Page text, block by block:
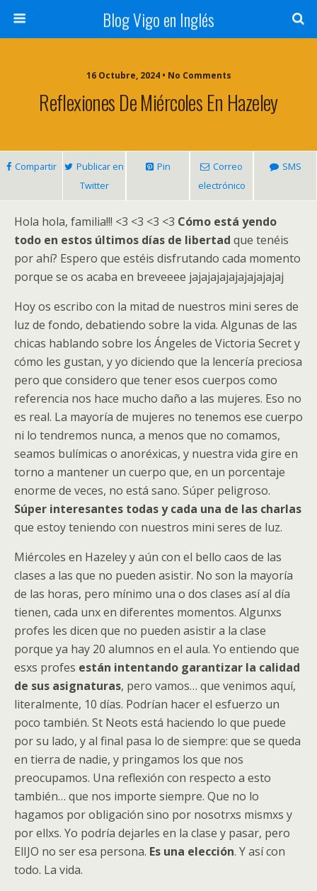
Blog Vigo en Inglés
16 Octubre, 2024 • No Comments
Reflexiones De Miércoles En Hazeley
Compartir
Publicar en
Twitter
Pin
Correo
electrónico
SMS
Hola hola, familia!!! <3 <3 <3 <3 Cómo está yendo
todo en estos últimos días de libertad que tenéis
por ahí? Espero que estéis disfrutando cada momento
porque se os acaba en breveeee jajajajajajajajajajaj
Hoy os escribo con la mitad de nuestros mini seres de
luz de fondo, debatiendo sobre la vida. Algunas de las
chicas hablando sobre los Ángeles de Victoria Secret y
cómo les gustan, y yo diciendo que la lencería preciosa
pero que considero que tener esos cuerpos como
referencia nos hace mucho daño a las mujeres. Eso no
es real. La mayoría de mujeres no tenemos ese cuerpo
ni lo tendremos nunca, a menos que no comamos,
seamos bulímicas o anoréxicas, y nuestra vida gire en
torno a mantener un cuerpo que, en un porcentaje
enorme de veces, no está sano. Súper peligroso.
Súper interesantes todas y cada una de las charlas
que estoy teniendo con nuestros mini seres de luz.
Miércoles en Hazeley y aún con el bello caos de las
clases a las que no pueden asistir. No son la mayoría
de las horas, pero mínimo una o dos clases así al día
tienen, cada unx en diferentes momentos. Algunxs
profes les dicen que no pueden asistir a la clase
porque ya hay 20 alumnos en el aula. Yo entiendo que
esxs profes están intentando garantizar la calidad
de sus asignaturas, pero vamos… que venimos aquí,
literalmente, 10 días. Podrían hacer el esfuerzo un
poco también. St Neots está haciendo lo que puede
por su lado, y al final pasa lo de siempre: que se queda
en tierra de nadie, y pringamos los que nos
preocupamos. Una reflexión con respecto a esto
también… que nos importe siempre. Que no lo
hagamos por obligación sino por nosotrxs mismxs y
por ellxs. Yo podría dejarles en la clase y pasar, pero
ElIJO no ser esa persona. Es una elección. Y así con
todo. La vida.